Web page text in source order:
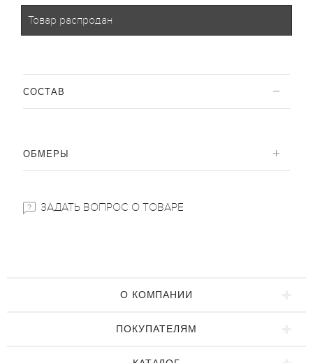
Товар распродан
CОСТАВ
ОБМЕРЫ
ЗАДАТЬ ВОПРОС О ТОВАРЕ
О КОМПАНИИ
ПОКУПАТЕЛЯМ